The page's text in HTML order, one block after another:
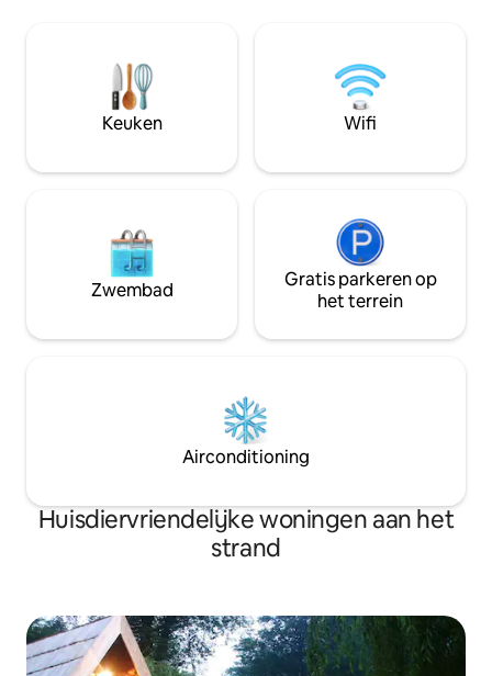
zwempartij in de heldere rivier met
eigen toegang bij het huis. Ideaal om te
skiën, wandelen en rustige uitstapjes.
Boek nu voor de ultieme natuurvakantie.
samenstelling,
het medicinaal is.
voor je uitje,
genieten van de
Keuken Wifi
Zwembad
Gratis parkeren op
het terrein
Airconditioning
Huisdiervriendelijke woningen aan het
strand